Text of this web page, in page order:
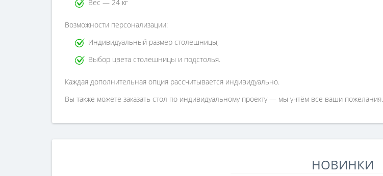
Вес — 24 кг
Возможности персонализации:
Индивидуальный размер столешницы;
Выбор цвета столешницы и подстолья.
Каждая дополнительная опция рассчитывается индивидуально.
Вы также можете заказать стол по индивидуальному проекту — мы учтём все ваши пожелания.
НОВИНКИ